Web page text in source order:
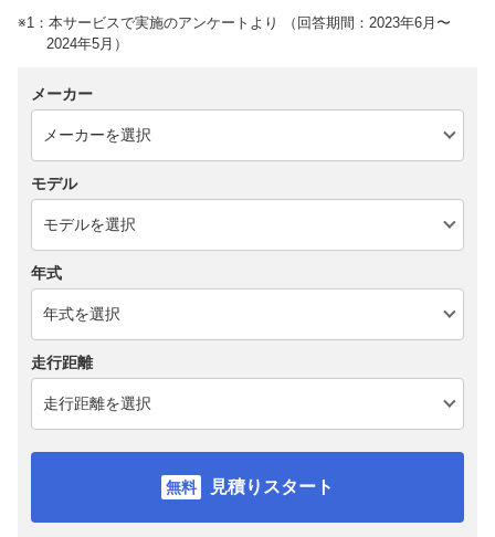
※1：本サービスで実施のアンケートより （回答期間：2023年6月〜
2024年5月）
メーカー
モデル
年式
走行距離
見積りスタート